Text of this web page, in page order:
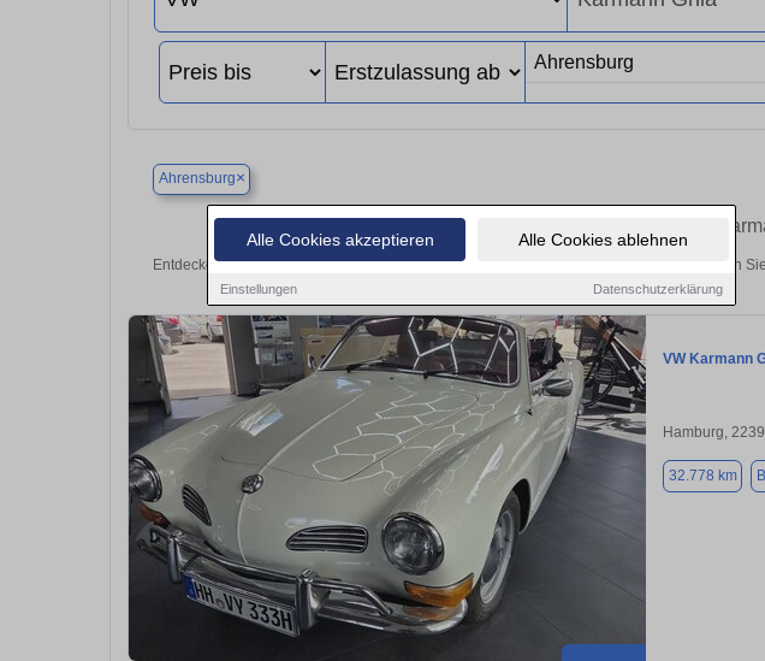
Alle Cookies akzeptieren Alle Cookies ablehnen
Einstellungen Datenschutzerklärung
Ahrensburg×
Finden Sie in Ahrensburg Ihren gebrauchten
Entdecken Sie in Ahrensburg gebrauchte VW Karmann Ghia Gebrauchtwagen. Hier finden
VW Karmann
Hamburg,
32.778 km